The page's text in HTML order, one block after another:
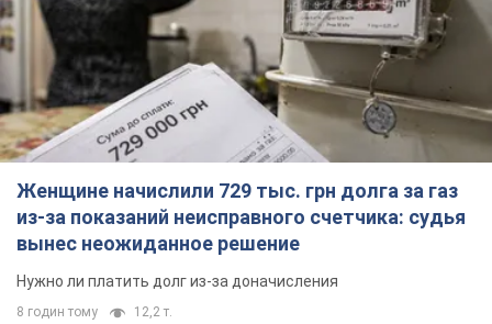
Женщине начислили 729 тыс. грн долга за газ
из-за показаний неисправного счетчика: судья
вынес неожиданное решение
Нужно ли платить долг из-за доначисления
8 годин тому 12,2 т.